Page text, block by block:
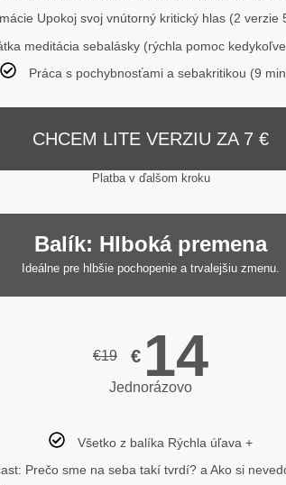
Upokoj svoj vnútorný kritický hlas (2 verzie
meditácia sebalásky (rýchla pomoc
Práca s pochybnosťami a sebakritikou (9
CHCEM LITE VERZIU ZA 7 €
Platba v ďalšom kroku
Balík: Hlboká premena
Ideálne pre hlbšie pochopenie a trvalejšiu zmenu.
€19 € 14
Jednorázovo
Všetko z balíka Rýchla úľava +
Prečo sme na seba takí tvrdí? a Ako si